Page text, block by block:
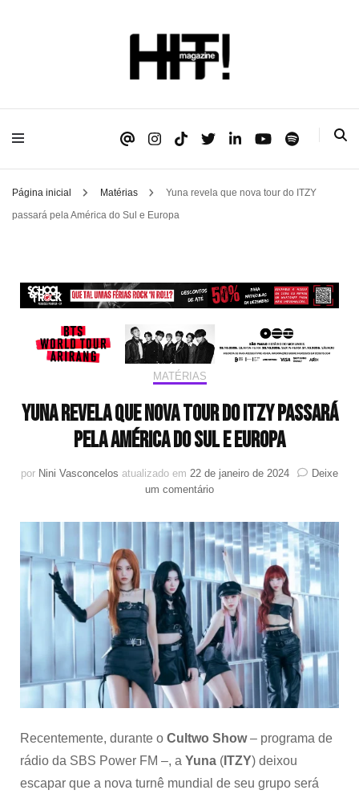
HIT!Magazine
Página inicial Matérias
Yuna revela que nova tour do ITZY
passará pela América do Sul e Europa
MATÉRIAS
Yuna revela que nova tour do ITZY passará
pela América do Sul e Europa
por Nini Vasconcelos atualizado em 22 de janeiro de 2024
Deixe
um comentárioem
revela
que
nova
tour
do
ITZY
passará
pela
América
do
Sul
e
Recentemente, durante o Cultwo Show– programa de
rádio da SBS Power FM –, a Yuna ( ITZY) deixou
escapar que a nova turnê mundial de seu grupo será